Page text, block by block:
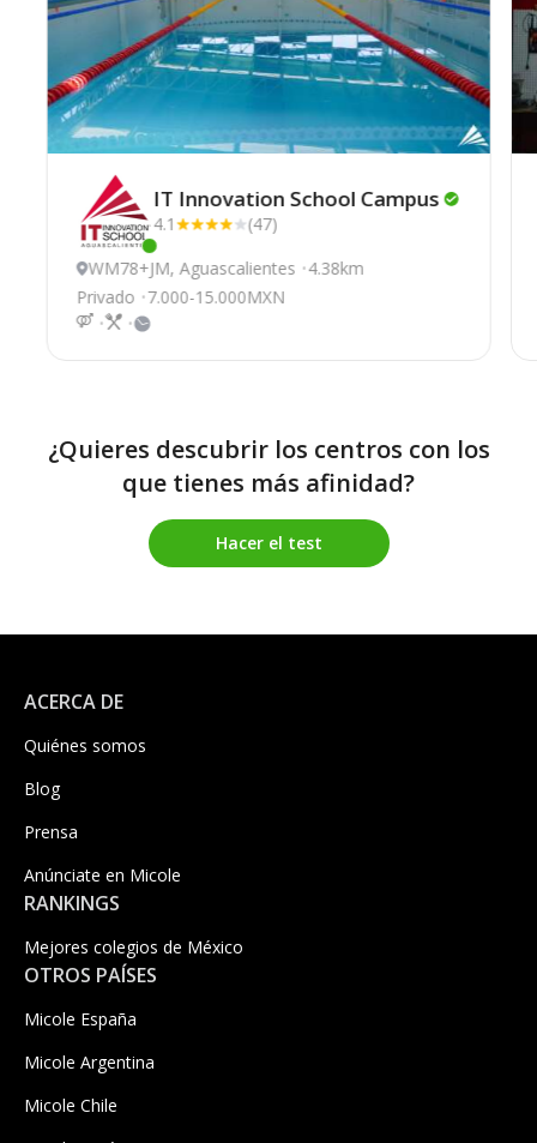
Este centro ha estado online recientemente
IT Innovation School Campus
4.1
(47)
WM78+JM, Aguascalientes 4.38km
Privado 7.000-15.000MXN
¿Quieres descubrir los centros con los
que tienes más afinidad?
Hacer el test
ACERCA DE
Quiénes somos
Blog
Prensa
Anúnciate en Micole
RANKINGS
Mejores colegios de México
OTROS PAÍSES
Micole España
Micole Argentina
Micole Chile